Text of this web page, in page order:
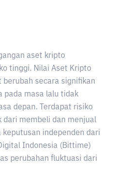
aset kripto
tinggi. Nilai Aset Kripto
secara signifikan
pada masa lalu tidak
depan. Terdapat risiko
dari membeli dan menjual
independen dari
Indonesia (Bittime)
perubahan fluktuasi dari